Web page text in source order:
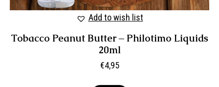
Add to wish list
Tobacco Peanut Butter – Philotimo Liquids
20ml
€4,95